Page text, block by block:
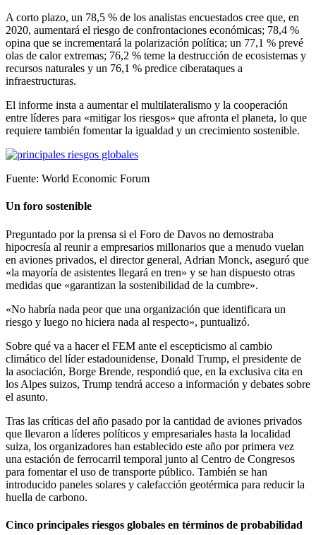
A corto plazo, un 78,5 % de los analistas encuestados cree que, en
2020, aumentará el riesgo de confrontaciones económicas; 78,4 %
opina que se incrementará la polarización política; un 77,1 % prevé
olas de calor extremas; 76,2 % teme la destrucción de ecosistemas y
recursos naturales y un 76,1 % predice ciberataques a
infraestructuras.
El informe insta a aumentar el multilateralismo y la cooperación
entre líderes para «mitigar los riesgos» que afronta el planeta, lo que
requiere también fomentar la igualdad y un crecimiento sostenible.
Fuente: World Economic Forum
Un foro sostenible
Preguntado por la prensa si el Foro de Davos no demostraba
hipocresía al reunir a empresarios millonarios que a menudo vuelan
en aviones privados, el director general, Adrian Monck, aseguró que
«la mayoría de asistentes llegará en tren» y se han dispuesto otras
medidas que «garantizan la sostenibilidad de la cumbre».
«No habría nada peor que una organización que identificara un
riesgo y luego no hiciera nada al respecto», puntualizó.
Sobre qué va a hacer el FEM ante el escepticismo al cambio
climático del líder estadounidense, Donald Trump, el presidente de
la asociación, Borge Brende, respondió que, en la exclusiva cita en
los Alpes suizos, Trump tendrá acceso a información y debates sobre
el asunto.
Tras las críticas del año pasado por la cantidad de aviones privados
que llevaron a líderes políticos y empresariales hasta la localidad
suiza, los organizadores han establecido este año por primera vez
una estación de ferrocarril temporal junto al Centro de Congresos
para fomentar el uso de transporte público. También se han
introducido paneles solares y calefacción geotérmica para reducir la
huella de carbono.
Cinco principales riesgos globales en términos de probabilidad